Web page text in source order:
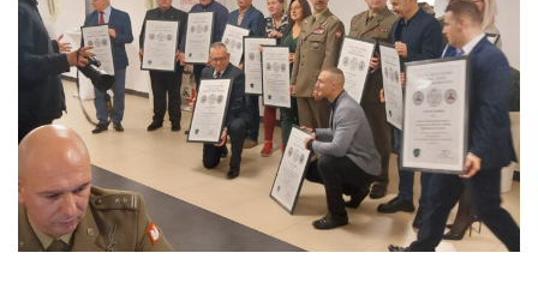
O nas
LO SMS Talent
Strefa rodzica
Strefa ucznia